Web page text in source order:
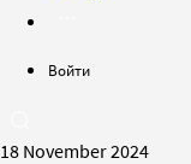
Войти
18 November 2024